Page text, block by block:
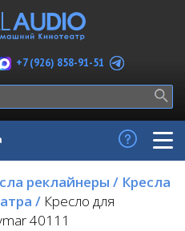
+7 (926) 858-91-51
реклайнеры / Кресла
/ Кресло для
40111